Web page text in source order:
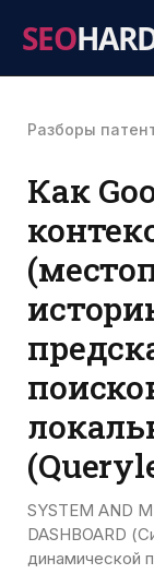
SEO
Разборы
Как
SYSTEM AND
DASHBOARD
динамической